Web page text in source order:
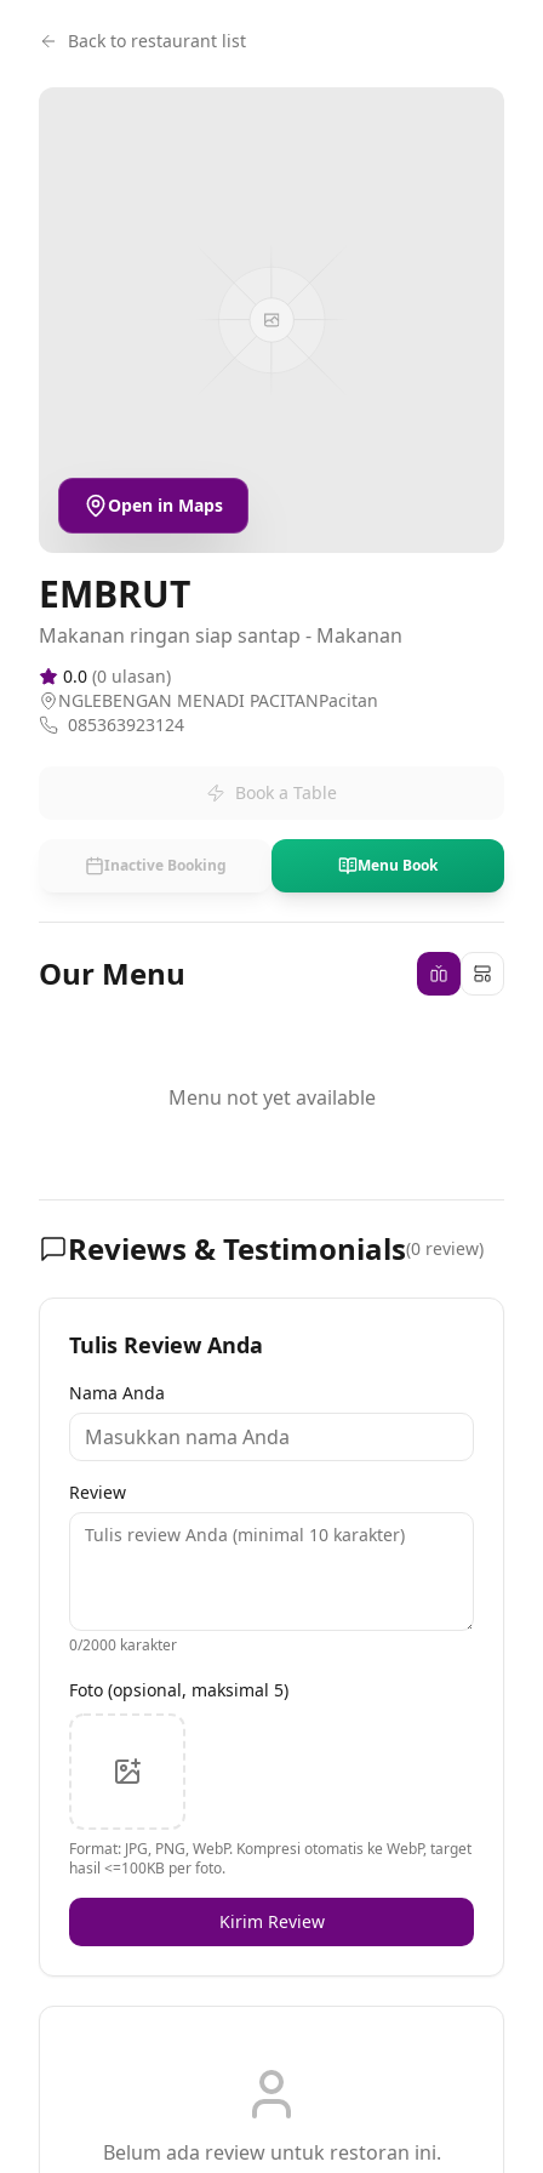
Back to restaurant list
Open in Maps
EMBRUT
Makanan ringan siap santap - Makanan
0.0 (0 ulasan)
NGLEBENGAN MENADI PACITANPacitan
085363923124
Book a Table
Inactive Booking Menu Book
Our Menu
Menu not yet available
Reviews & Testimonials(0 review)
Tulis Review Anda
Nama Anda
Review
0/2000 karakter
Foto (opsional, maksimal 5)
Format: JPG, PNG, WebP. Kompresi otomatis ke WebP, target
hasil <=100KB per foto.
Kirim Review
Belum ada review untuk restoran ini.